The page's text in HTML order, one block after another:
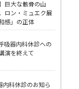
巨大な骸骨の山
ロン・ミュエク展
感」の正体
吸器内科休診への
演を終えて
内科休診のお知ら